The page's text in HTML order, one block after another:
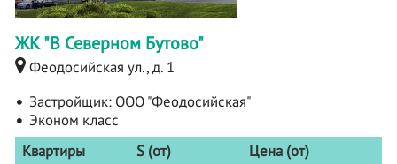
ЖК "В Северном Бутово"
Феодосийская ул., д. 1
Застройщик: ООО "Феодосийская"
Эконом класс
Квартиры
S (от)
Цена (от)